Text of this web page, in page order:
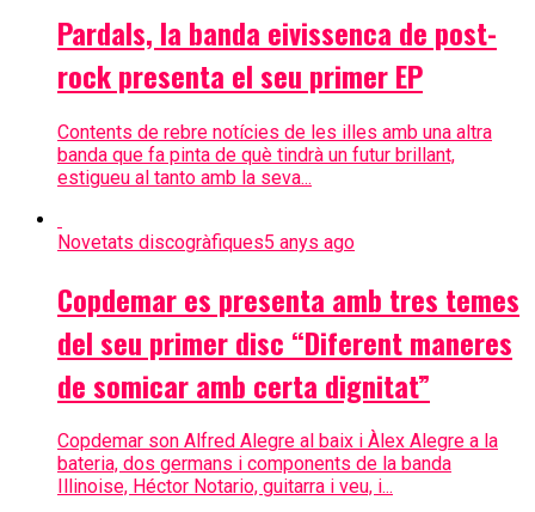
Pardals, la banda eivissenca de post-
rock presenta el seu primer EP
Contents de rebre notícies de les illes amb una altra
banda que fa pinta de què tindrà un futur brillant,
estigueu al tanto amb la seva...
Novetats discogràfiques5 anys ago
Copdemar es presenta amb tres temes
del seu primer disc “Diferent maneres
de somicar amb certa dignitat”
Copdemar son Alfred Alegre al baix i Àlex Alegre a la
bateria, dos germans i components de la banda
Illinoise, Héctor Notario, guitarra i veu, i...